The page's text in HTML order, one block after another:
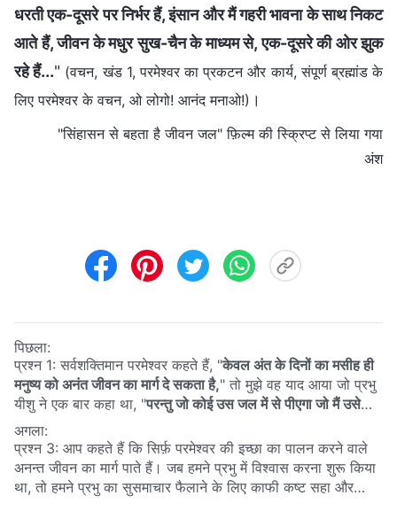
धरती एक-दूसरे पर निर्भर हैं, इंसान और मैं गहरी भावना के साथ निकट
आते हैं, जीवन के मधुर सुख-चैन के माध्यम से, एक-दूसरे की ओर झुक
रहे हैं..." (वचन, खंड 1, परमेश्वर का प्रकटन और कार्य, संपूर्ण ब्रह्मांड के
लिए परमेश्वर के वचन, ओ लोगो! आनंद मनाओ!) ।
"सिंहासन से बहता है जीवन जल" फ़िल्म की स्क्रिप्ट से लिया गया
अंश
पिछला:
प्रश्न 1: सर्वशक्तिमान परमेश्वर कहते हैं, "केवल अंत के दिनों का मसीह ही
मनुष्य को अनंत जीवन का मार्ग दे सकता है," तो मुझे वह याद आया जो प्रभु
यीशु ने एक बार कहा था, "परन्तु जो कोई उस जल में से पीएगा जो मैं उसे
दूँगा, वह फिर अनन्तकाल तक प्यासा न होगा; वरन् जो जल मैं उसे दूँगा, वह
उसमें एक सोता बन जाएगा जो अनन्त जीवन के लिये उमड़ता रहेगा"
(यूहन्ना 4:14)। हम पहले से ही जानते हैं कि प्रभु यीशु जीवन के सजीव
जल का स्रोत हैं, और अनन्‍त जीवन का मार्ग हैं। क्या ऐसा हो सकता है कि
सर्वशक्तिमान परमेश्‍वर और प्रभु यीशु समान स्रोत हों? क्या उनके कार्य
अगला:
प्रश्न 3: आप कहते हैं कि सिर्फ़ परमेश्‍वर की इच्छा का पालन करने वाले
अनन्‍त जीवन का मार्ग पाते हैं। जब हमने प्रभु में विश्वास करना शुरू किया
था, तो हमने प्रभु का सुसमाचार फैलाने के लिए काफी कष्ट सहा और